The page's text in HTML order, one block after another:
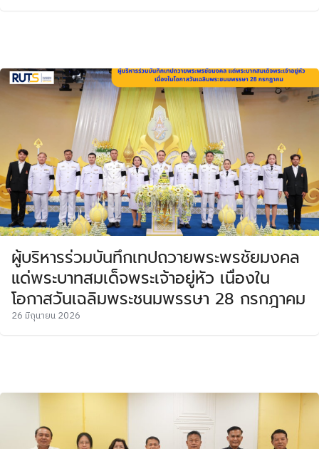
ผู้บริหารร่วมบันทึกเทปถวายพระพรชัยมงคล
แด่พระบาทสมเด็จพระเจ้าอยู่หัว เนื่องใน
โอกาสวันเฉลิมพระชนมพรรษา 28 กรกฎาคม
26 มิถุนายน 2026